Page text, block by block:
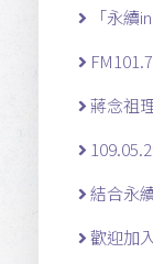
「永續
蔣念祖
結合永
歡迎加入